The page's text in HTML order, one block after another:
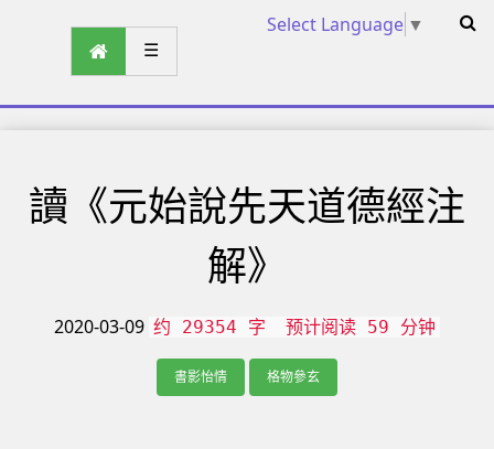
Select Language ▼
☰
讀《元始說先天道德經注
解》
2020-03-09 约 29354 字 预计阅读 59 分钟
書影怡情 格物參玄